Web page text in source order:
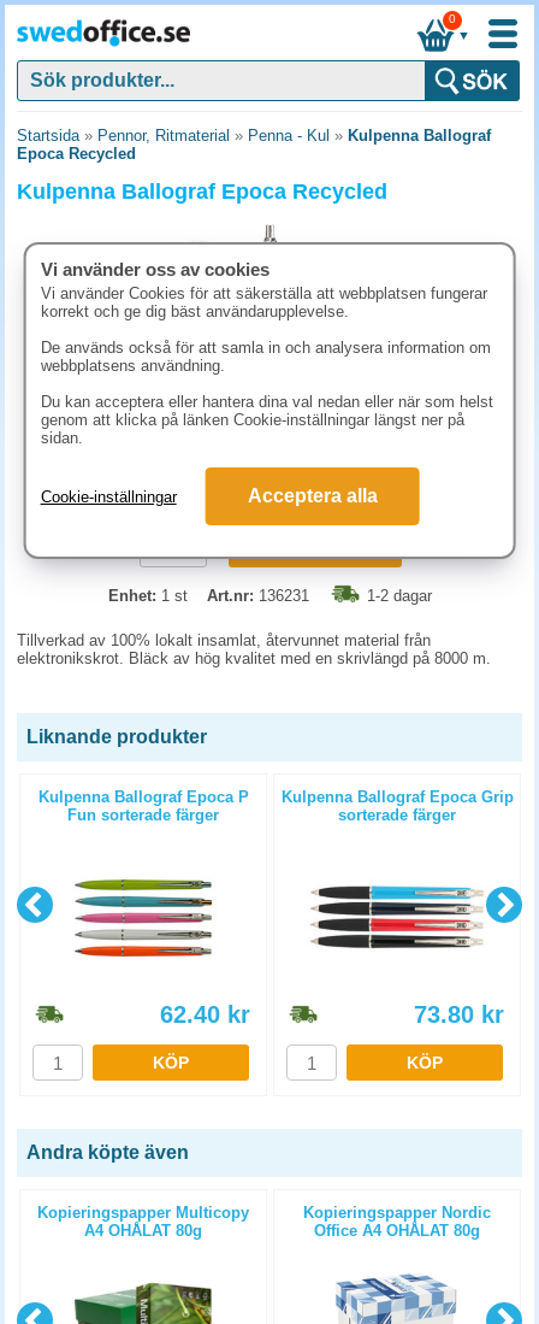
▼
0
Startsida» Pennor, Ritmaterial » Penna - Kul » Kulpenna Ballograf
Epoca Recycled
Kulpenna Ballograf Epoca Recycled
56.30 kr (inkl. moms)
Enhet: 1 st Art.nr: 136231 1-2 dagar
Tillverkad av 100% lokalt insamlat, återvunnet material från
elektronikskrot. Bläck av hög kvalitet med en skrivlängd på 8000 m.
Liknande produkter
Kulpenna Ballograf Epoca P
Fun sorterade färger
62.40 kr
KÖP
Kulpenna Ballograf Epoca Grip
sorterade färger
73.80 kr
KÖP
Andra köpte även
Kopieringspapper Multicopy
A4 OHÅLAT 80g
Kopieringspapper Nordic
Office A4 OHÅLAT 80g
Vi använder oss av cookies
Vi använder Cookies för att säkerställa att webbplatsen fungerar
korrekt och ge dig bäst användarupplevelse.
De används också för att samla in och analysera information om
webbplatsens användning.
Du kan acceptera eller hantera dina val nedan eller när som helst
genom att klicka på länken Cookie-inställningar längst ner på
sidan.
Cookie-inställningar Acceptera alla